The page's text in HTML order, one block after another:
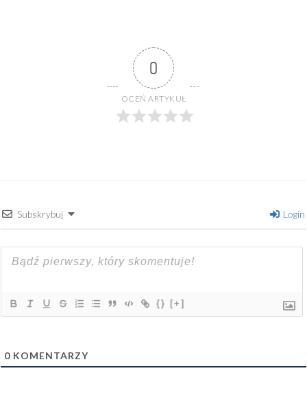
0
OCEŃ ARTYKUŁ
Subskrybuj Login
{} [+]
0 KOMENTARZY